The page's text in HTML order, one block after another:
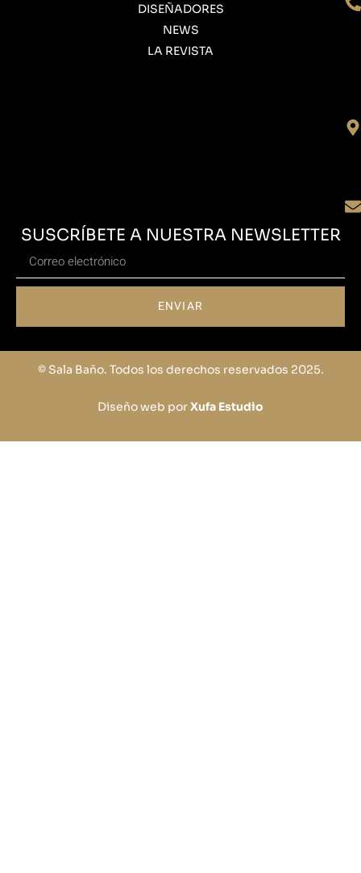
DISEÑADORES
NEWS
LA REVISTA
SUSCRÍBETE A NUESTRA NEWSLETTER
ENVIAR
© Sala Baño. Todos los derechos reservados 2025.
Diseño web porXufa Estudio